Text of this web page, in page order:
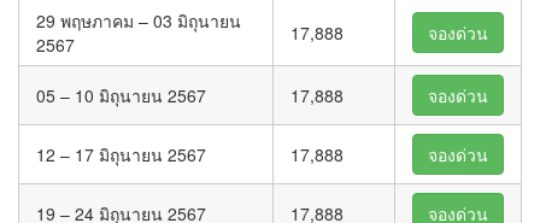
29 พฤษภาคม – 03 มิถุนายน
2567
17,888 จองด่วน
05 – 10 มิถุนายน 2567 17,888 จองด่วน
12 – 17 มิถุนายน 2567 17,888 จองด่วน
19 – 24 มิถุนายน 2567 17,888 จองด่วน